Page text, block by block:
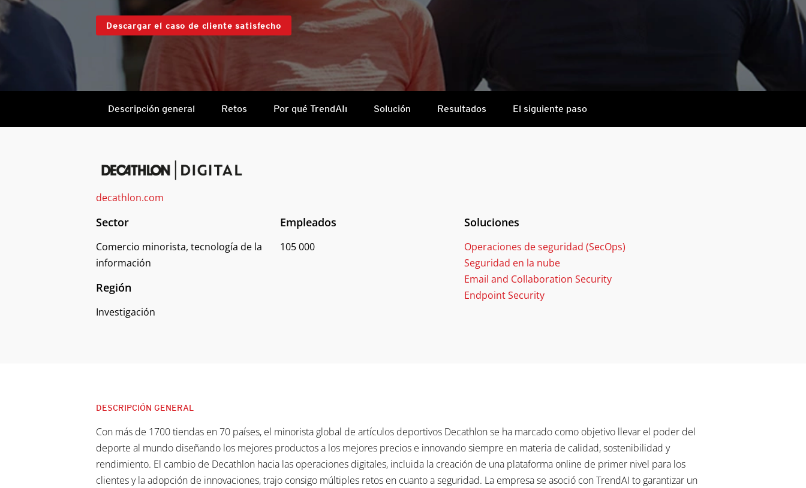
Descargar el caso de cliente satisfecho
Descripción general Retos Por qué TrendAIı Solución Resultados El siguiente paso
decathlon.com
Sector
Comercio minorista, tecnología de la
información
Empleados
105 000
Región
Investigación
Soluciones
Operaciones de seguridad (SecOps)
Seguridad en la nube
Email and Collaboration Security
Endpoint Security
DESCRIPCIÓN GENERAL
Con más de 1700 tiendas en 70 países, el minorista global de artículos deportivos Decathlon se ha marcado como objetivo llevar el poder del
deporte al mundo diseñando los mejores productos a los mejores precios e innovando siempre en materia de calidad, sostenibilidad y
rendimiento. El cambio de Decathlon hacia las operaciones digitales, incluida la creación de una plataforma online de primer nivel para los
clientes y la adopción de innovaciones, trajo consigo múltiples retos en cuanto a seguridad. La empresa se asoció con TrendAI to garantizar un